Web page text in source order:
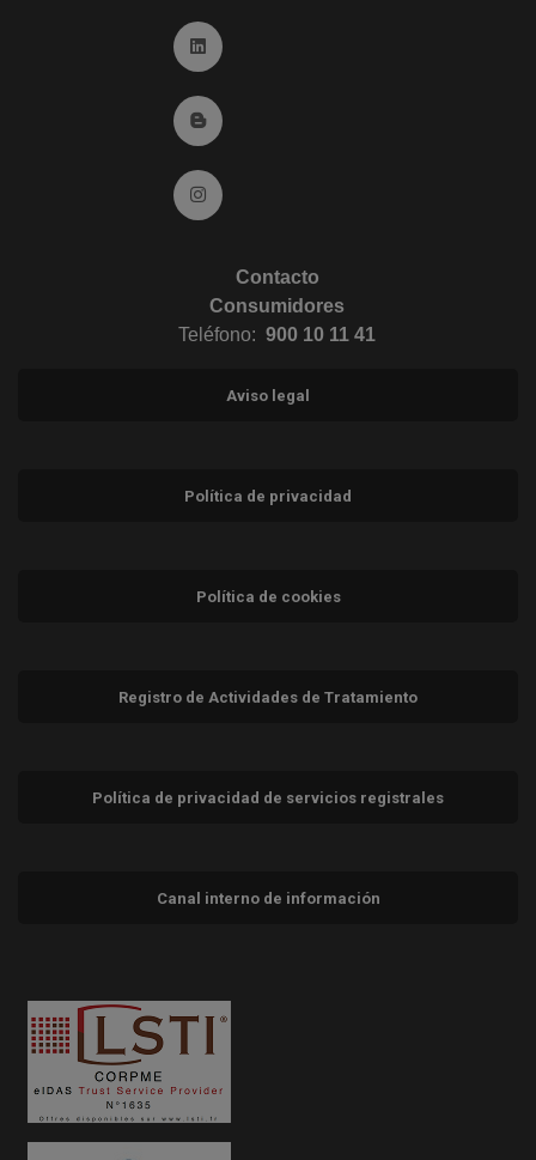
Ir a Linkedin (abre en ventana nueva)
Ir al Blog (abre en ventana nueva)
Ir a Instagram (abre en ventana nueva)
Contacto
Consumidores
Teléfono: 900 10 11 41
Aviso legal
Política de privacidad
Política de cookies
Registro de Actividades de Tratamiento
Política de privacidad de servicios registrales
Canal interno de información